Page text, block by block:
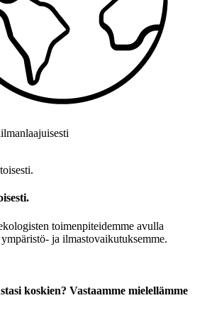
toimenpiteidemme avulla
ja ilmastovaikutuksemme.
koskien? Vastaamme mielellämme